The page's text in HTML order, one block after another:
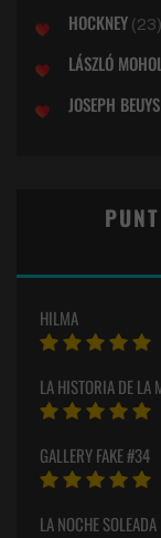
HOCKNEY (23)
LÁSZLÓ
JOSEPH
HILMA
LA HISTORIA DE LA
GALLERY FAKE #34
LA NOCHE